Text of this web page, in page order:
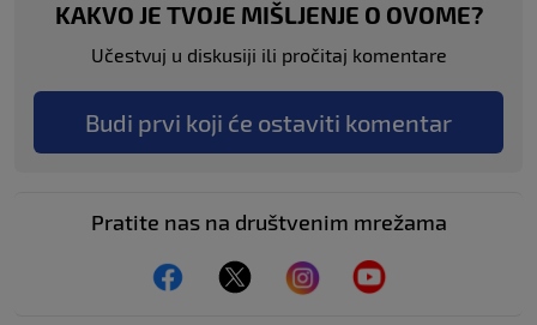
KAKVO JE TVOJE MIŠLJENJE O OVOME?
Učestvuj u diskusiji ili pročitaj komentare
Budi prvi koji će ostaviti komentar
Pratite nas na društvenim mrežama